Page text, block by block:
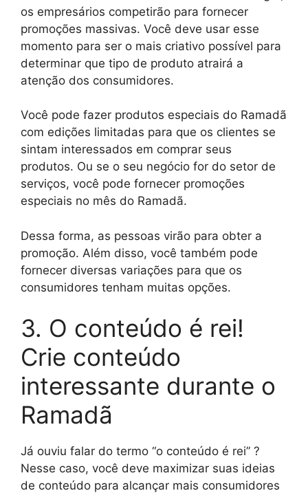
os empresários competirão para fornecer
promoções massivas. Você deve usar esse
momento para ser o mais criativo possível para
determinar que tipo de produto atrairá a
atenção dos consumidores.
Você pode fazer produtos especiais do Ramadã
com edições limitadas para que os clientes se
sintam interessados ​​em comprar seus
produtos. Ou se o seu negócio for do setor de
serviços, você pode fornecer promoções
especiais no mês do Ramadã.
Dessa forma, as pessoas virão para obter a
promoção. Além disso, você também pode
fornecer diversas variações para que os
consumidores tenham muitas opções.
3. O conteúdo é rei!
Crie conteúdo
interessante durante o
Ramadã
Já ouviu falar do termo “o conteúdo é rei” ?
Nesse caso, você deve maximizar suas ideias
de conteúdo para alcançar mais consumidores